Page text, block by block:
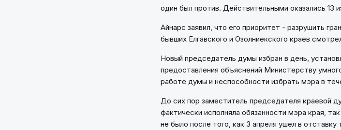
один был против. Действительными оказались 13
Айнарс заявил, что его приоритет - разрушить
бывших Елгавского и Озолниекского краев
Новый председатель думы избран в день,
предоставления объяснений Министерству
работе думы и неспособности избрать мэра в
До сих пор заместитель председателя краевой
фактически исполняла обязанности мэра края,
не было после того, как 3 апреля ушел в